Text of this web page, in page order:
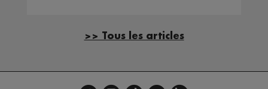
>> Tous les articles